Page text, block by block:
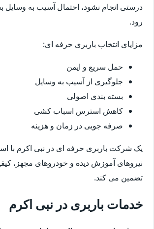
درستی انجام نشود، احتمال آسیب به وسایل
رود.
مزایای انتخاب باربری حرفه ای:
حمل سریع و ایمن
جلوگیری از آسیب به وسایل
بسته بندی اصولی
کاهش استرس اسباب کشی
صرفه جویی در زمان و هزینه
یک شرکت باربری حرفه ای در نبی اکرم با
نیروهای آموزش دیده و خودروهای مجهز،
تضمین می کند.
خدمات باربری در نبی اکرم